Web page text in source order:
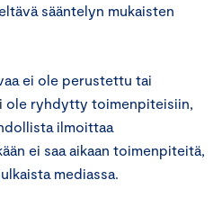
sääntelyn mukaisten
ei ole perustettu tai
ole ryhdytty toimenpiteisiin,
ilmoittaa
ei saa aikaan toimenpiteitä,
mediassa.